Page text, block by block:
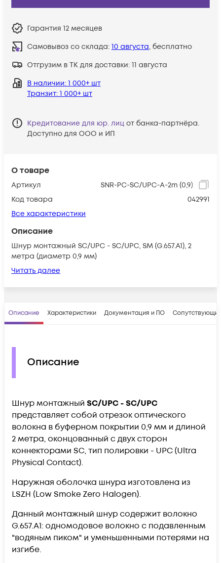
О товаре
Артикул
SNR-PC-SC/UPC-A-2m (0,9)
Код товара
042991
Все характеристики
Описание
Шнур монтажный SС/UPC - SC/UPC, SM (G.657.A1), 2
метра (диаметр 0,9 мм)
Читать далее
Гарантия 12 месяцев
Самовывоз со склада: 10 августа, бесплатно
Отгрузим в ТК для доставки: 11 августа
В наличии: 1 000+ шт
Транзит: 1 000+ шт
Кредитование для юр. лиц от банка-партнёра.
Доступно для ООО и ИП
Описание Характеристики Документация и ПО
Описание
Шнур монтажный SС/UPC - SС/UPC
представляет собой отрезок оптического
волокна в буферном покрытии 0,9 мм и длиной
2 метра, оконцованный с двух сторон
коннекторами SС, тип полировки - UPC (Ultra
Physical Contact).
Наружная оболочка шнура изготовлена из
LSZH (Low Smoke Zero Halogen).
Данный монтажный шнур содержит волокно
G.657.А1: одномодовое волокно с подавленным
"водяным пиком" и уменьшенными потерями на
изгибе.